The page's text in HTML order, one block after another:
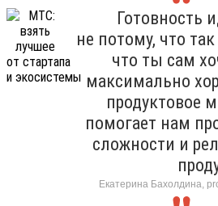
Готовность
не потому, что
что ты сам
максимально
продуктовое
помогает нам
сложности и
Екатерина Бахолдина,